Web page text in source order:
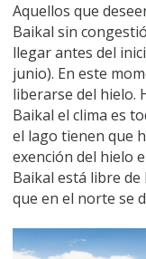
Aquellos que
Baikal sin
llegar antes del
junio). En este
liberarse del hielo.
Baikal el clima es
el lago tienen que
exención del hielo
Baikal está libre
que en el norte se